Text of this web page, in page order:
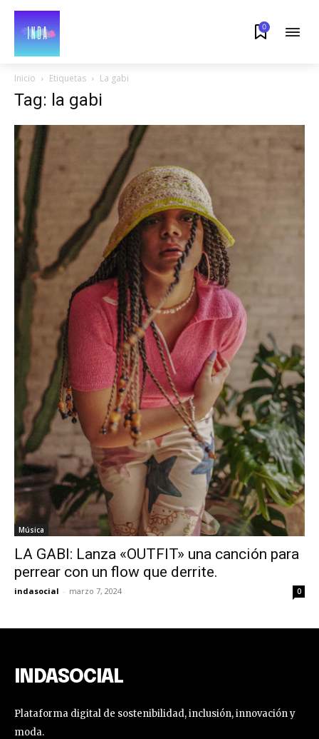
Únete a nuestra comunidad de
SUSCRIPTORES y sea parte de la
Para suscribirse, simplemente ingrese su dirección de correo
privacidad y no enviaremos spam a su bandeja de entrada.
0
Inicio Etiquetas La gabi
Tag: la gabi
Música
LA GABI: Lanza «OUTFIT» una canción para
perrear con un flow que derrite.
indasocial - marzo 7, 2024 0
INDASOCIAL
Plataforma digital de sostenibilidad, inclusión, innovación y
moda.